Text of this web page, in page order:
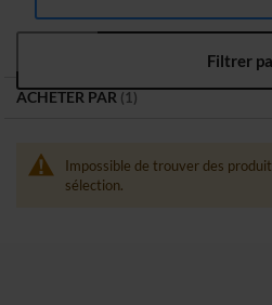
Impossible de trouver des
sélection.
Filtrer
ACHETER PAR